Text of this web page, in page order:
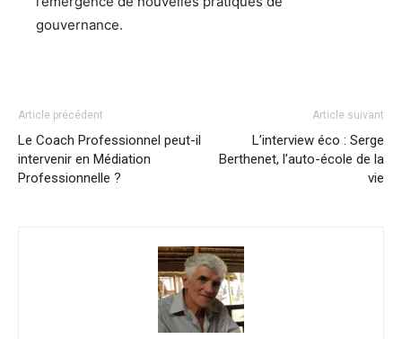
gouvernance.
Article précédent
Le Coach Professionnel peut-il
intervenir en Médiation
Professionnelle ?
Article suivant
L’interview éco : Serge
Berthenet, l’auto-école de la
vie